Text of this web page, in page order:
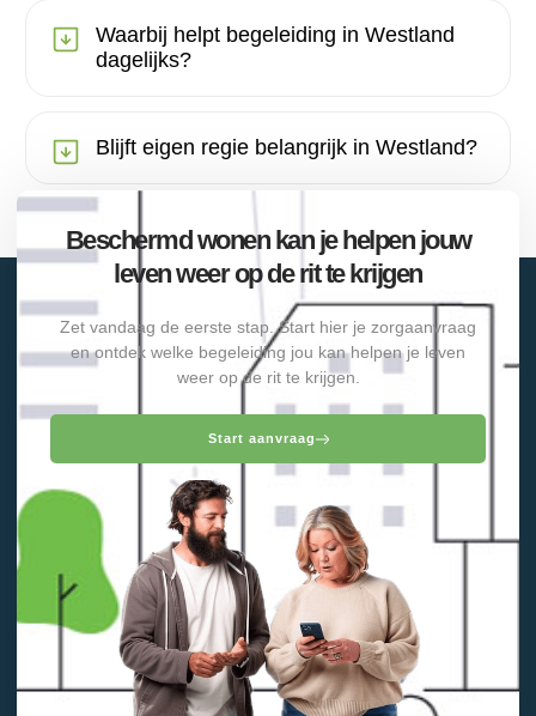
Waarbij helpt begeleiding in Westland
dagelijks?
Blijft eigen regie belangrijk in Westland?
Beschermd wonen kan je helpen jouw
leven weer op de rit te krijgen
Zet vandaag de eerste stap. Start hier je zorgaanvraag
en ontdek welke begeleiding jou kan helpen je leven
weer op de rit te krijgen.
Start aanvraag